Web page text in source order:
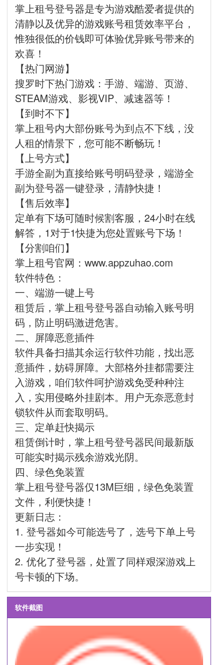
掌上租号登号器是专为游戏酷爱者提供的
清静以及优异的游戏账号租赁效率平台，
惟独很低的价钱即可体验优异账号带来的
欢喜！
【热门网游】
搜罗时下热门游戏：手游、端游、页游、
STEAM游戏、影视VIP、减速器等！
【到时不下】
掌上租号内大部份账号为到点不下线，没
人租的情景下，您可能不断畅玩！
【上号方式】
手游全副为直接给账号明码登录，端游全
副为登号器一键登录，清静快捷！
【售后效率】
定单有下场可随时候割客服，24小时在线
解答，1对于1快捷为您处置账号下场！
【分割咱们】
掌上租号官网：www.appzuhao.com
软件特色：
一、端游一键上号
租赁后，掌上租号登号器自动输入账号明
码，防止明码激进危害。
二、屏障恶意插件
软件具备扫描其余运行软件功能，找出恶
意插件，妨碍屏障。大部格外挂都需要注
入游戏，咱们软件呵护游戏免受种种注
入，实用侵略外挂剧本。用户无奈恶意封
锁软件从而套取明码。
三、定单赶快揭示
租赁倒计时，掌上租号登号器民间最新版
可能实时揭示残余游戏光阴。
四、绿色免装置
掌上租号登号器仅13M巨细，绿色免装置
文件，利便快捷！
更新日志：
1. 登号器如今可能选号了，选号下单上号
一步实现！
2. 优化了登号器，处置了同样艰深游戏上
号卡顿的下场。
软件截图